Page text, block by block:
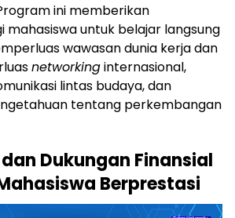
ini memberikan
mahasiswa untuk belajar langsung
wawasan dunia kerja dan
networkinginternasional,
lintas budaya, dan
tentang perkembangan
Dukungan Finansial
Berprestasi